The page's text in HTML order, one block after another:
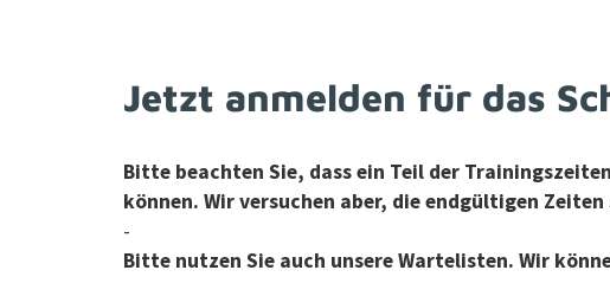
Jetzt anmelden für das
Bitte beacht­en Sie, dass ein Teil der
kön­nen. Wir ver­suchen aber, die endgülti­gen
-
Bitte nutzen Sie auch unsere Wartelis­ten. Wir